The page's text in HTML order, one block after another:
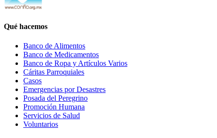
Qué hacemos
Banco de Alimentos
Banco de Medicamentos
Banco de Ropa y Artículos Varios
Cáritas Parroquiales
Casos
Emergencias por Desastres
Posada del Peregrino
Promoción Humana
Servicios de Salud
Voluntarios